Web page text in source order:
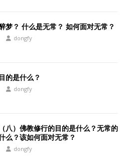
梦？ 什么是无常？ 如何面对无常？
dongfy
的是什么？
dongfy
八）佛教修行的目的是什么？无常的
么？该如何面对无常？
dongfy